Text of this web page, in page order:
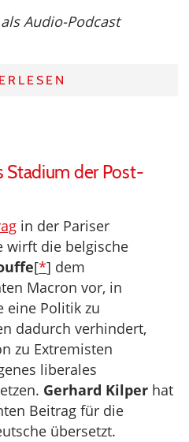
Audio-Podcast
Stadium der Post-
in der Pariser
wirft die belgische
[*] dem
Macron vor, in
eine Politik zu
dadurch verhindert,
zu Extremisten
liberales
Gerhard Kilper hat
Beitrag für die
übersetzt.